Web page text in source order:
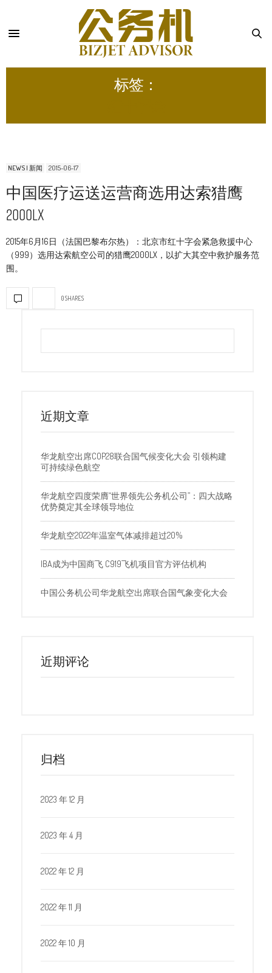
标签：
NEWS | 新闻 2015-06-17
中国医疗运送运营商选用达索猎鹰
2000LX
2015年6月16日（法国巴黎布尔热）：北京市红十字会紧急救援中心
（999）选用达索航空公司的猎鹰2000LX，以扩大其空中救护服务范
围。
0 SHARES
近期文章
华龙航空出席COP28联合国气候变化大会 引领构建
可持续绿色航空
华龙航空四度荣膺“世界领先公务机公司”：四大战略
优势奠定其全球领导地位
华龙航空2022年温室气体减排超过20%
IBA成为中国商飞 C919飞机项目官方评估机构
中国公务机公司华龙航空出席联合国气象变化大会
近期评论
归档
2023 年 12 月
2023 年 4 月
2022 年 12 月
2022 年 11 月
2022 年 10 月